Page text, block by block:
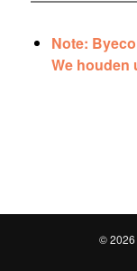
Note:
We houden
© 2026